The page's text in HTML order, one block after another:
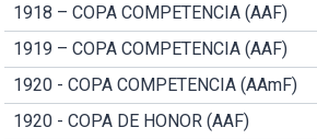
1918 – COPA COMPETENCIA (AAF)
1919 – COPA COMPETENCIA (AAF)
1920 - COPA COMPETENCIA (AAmF)
1920 - COPA DE HONOR (AAF)